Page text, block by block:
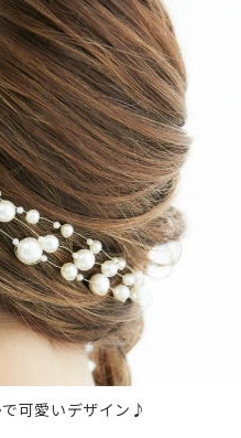
可愛いデザイン♪